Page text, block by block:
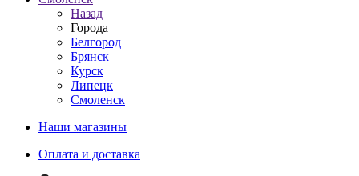
Назад
Города
Белгород
Брянск
Курск
Липецк
Смоленск
Наши магазины
Оплата и доставка